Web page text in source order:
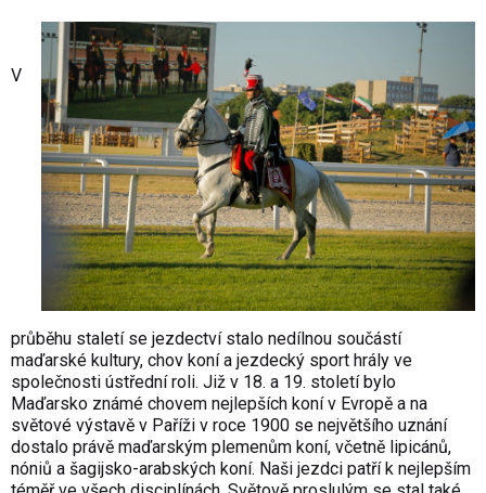
V
průběhu staletí se jezdectví stalo nedílnou součástí
maďarské kultury, chov koní a jezdecký sport hrály ve
společnosti ústřední roli. Již v 18. a 19. století bylo
Maďarsko známé chovem nejlepších koní v Evropě a na
světové výstavě v Paříži v roce 1900 se největšího uznání
dostalo právě maďarským plemenům koní, včetně lipicánů,
nóniů a šagijsko-arabských koní. Naši jezdci patří k nejlepším